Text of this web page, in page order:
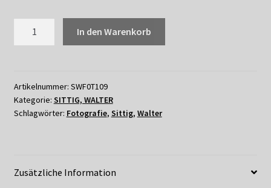
MALAIENBÄR
Menge
In den Warenkorb
Artikelnummer: SWF0T109
Kategorie: SITTIG, WALTER
Schlagwörter: Fotografie, Sittig, Walter
Zusätzliche Information